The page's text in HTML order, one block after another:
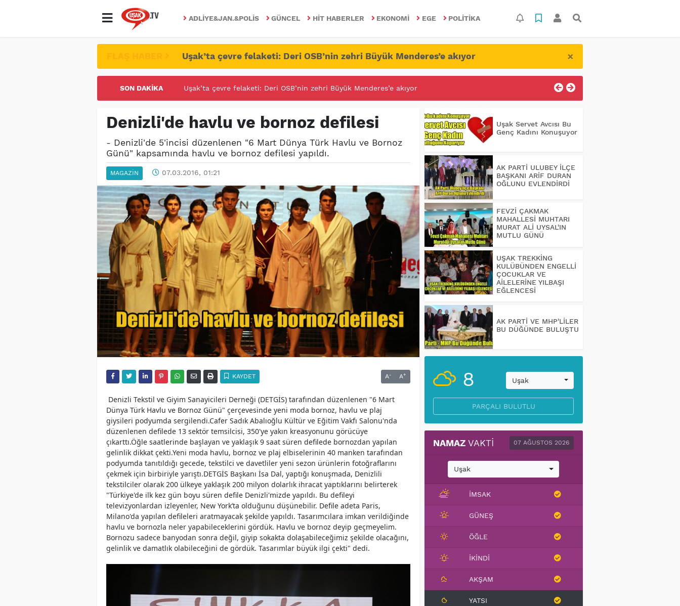
ADLIYE&JAN.&POLIS GÜNCEL HIT HABERLER EKONOMI EGE POLITIKA
Uşak’ta çevre felaketi: Deri OSB’nin zehri Büyük Menderes’e akıyor ×
SON DAKIKA UŞAK ÜNİVERİTESİNDE FETÖ/PDY İLE YALANDAN MÜCADELE!
Denizli'de havlu ve bornoz defilesi
- Denizli'de 5'incisi düzenlenen "6 Mart Dünya Türk Havlu ve Bornoz
Günü" kapsamında havlu ve bornoz defilesi yapıldı.
MAGAZIN 07.03.2016, 01:21
KAYDET A- A+
Denizli Tekstil ve Giyim Sanayicileri Derneği (DETGİS) tarafından düzenlenen "6 Mart
Dünya Türk Havlu ve Bornoz Günü" çerçevesinde yeni moda bornoz, havlu ve plaj
giysileri podyumda sergilendi.Cafer Sadık Abalıoğlu Kültür ve Eğitim Vakfı Salonu'nda
düzenlenen defilede 13 sektör temsilcisi, 350'ye yakın kreasyonunu görücüye
çıkarttı.Öğle saatlerinde başlayan ve yaklaşık 9 saat süren defilede bornozdan yapılan
gelinlik dikkat çekti.Yeni moda havlu, bornoz ve plaj elbiselerinin 40 manken tarafından
podyumda tanıtıldığı gecede, tekstilci ve davetliler yeni sezon ürünlerin fotoğraflarını
çekmek için birbiriyle yarıştı.DETGİS Başkanı İsa Dal, yaptığı konuşmada, Denizlili
tekstilciler olarak 200 ülkeye yaklaşık 200 milyon dolarlık ihracat yaptıklarını belirterek
"Türkiye'de ilk kez gün boyu süren defile Denizli'mizde yapıldı. Bu defileyi
televizyonlardan izleyenler, New York’ta olduğunu düşünebilir. Defile adeta Paris,
Milano'da yapılan defileleri aratmayacak şekilde yapıldı. Tasarımcılara imkan verildiğinde
havlu ve bornozla neler yapabileceklerini gördük. Havlu ve bornoz deyip geçmeyelim.
Bornozu sadece banyodan sonra değil, giyip sokakta dolaşabileceğimiz şekilde olacağını,
gelinlik ve damatlık olabileceğini de gördük. Tasarımlar büyük ilgi çekti" dedi.
Uşak Servet Avcısı Bu
Genç Kadını Konuşuyor
AK PARTİ ULUBEY İLÇE
BAŞKANI ARİF DURAN
OĞLUNU EVLENDİRDİ
FEVZİ ÇAKMAK
MAHALLESİ MUHTARI
MURAT ALİ UYSAL'IN
MUTLU GÜNÜ
UŞAK TREKKİNG
KULÜBÜNDEN ENGELLİ
ÇOCUKLAR VE
AİLELERİNE YILBAŞI
EĞLENCESİ
AK PARTİ VE MHP'LİLER
BU DÜĞÜNDE BULUŞTU
8 Uşak
PARÇALI BULUTLU
NAMAZ VAKTI 07 AĞUSTOS 2026
Uşak
İMSAK
GÜNEŞ
ÖĞLE
İKINDI
AKŞAM
YATSI